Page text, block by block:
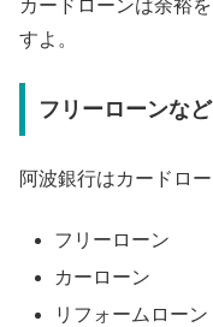
カードローンは余裕
すよ。
フリーローンな
阿波銀行はカードロ
フリーローン
カーローン
リフォームローン